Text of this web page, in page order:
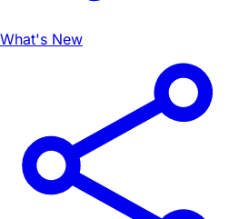
What's New